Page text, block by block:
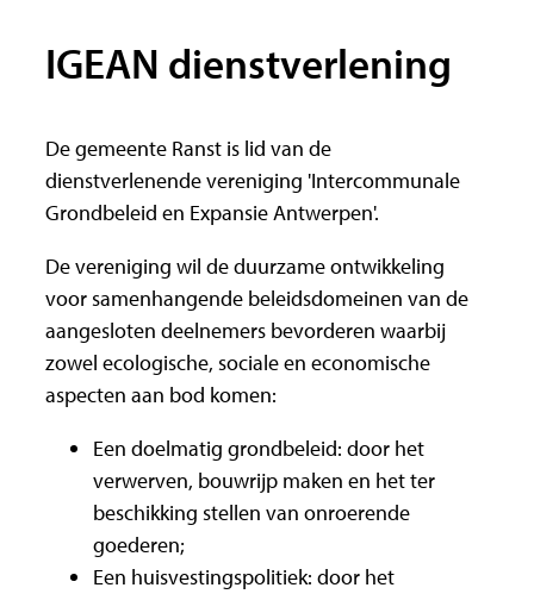
IGEAN dienstverlening
De gemeente Ranst is lid van de
dienstverlenende vereniging 'Intercommunale
Grondbeleid en Expansie Antwerpen'.
De vereniging wil de duurzame ontwikkeling
voor samenhangende beleidsdomeinen van de
aangesloten deelnemers bevorderen waarbij
zowel ecologische, sociale en economische
aspecten aan bod komen:
Een doelmatig grondbeleid: door het
verwerven, bouwrijp maken en het ter
beschikking stellen van onroerende
goederen;
Een huisvestingspolitiek: door het